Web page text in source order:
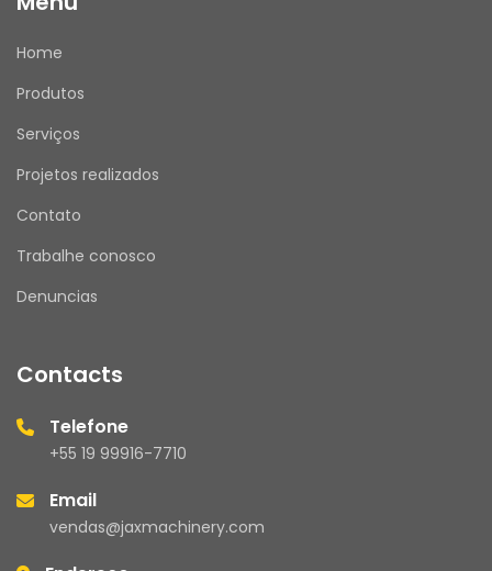
Home
Produtos
Serviços
Projetos realizados
Contato
Trabalhe conosco
Denuncias
Contacts
Telefone
+55 19 99916-7710
Email
vendas@jaxmachinery.com